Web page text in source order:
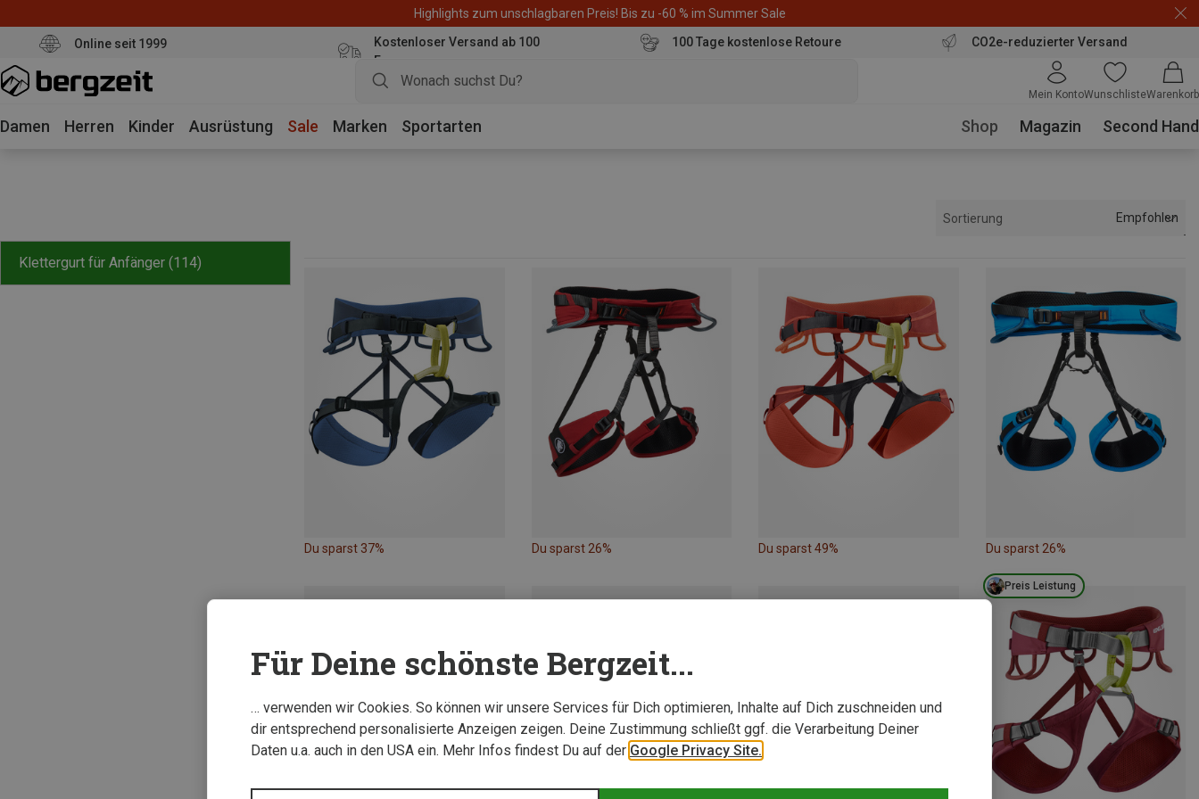
Highlights zum unschlagbaren Preis! Bis zu -60 % im Summer Sale
Online seit 1999
Kostenloser Versand ab 100
Euro
100 Tage kostenlose Retoure CO2e-reduzierter Versand
Mein KontoWunschlisteWarenkorb
Damen Herren Kinder Ausrüstung Sale Marken Sportarten Shop Magazin Second Hand
Klettergurt für Anfänger (114)
Sortierung Empfohlen
Du sparst 37% Du sparst 26% Du sparst 49% Du sparst 26%
Preis Leistung
Für Deine schönste Bergzeit...
… verwenden wir Cookies. So können wir unsere Services für Dich optimieren, Inhalte auf Dich zuschneiden und
dir entsprechend personalisierte Anzeigen zeigen. Deine Zustimmung schließt ggf. die Verarbeitung Deiner
Daten u.a. auch in den USA ein. Mehr Infos findest Du auf der Google Privacy Site.